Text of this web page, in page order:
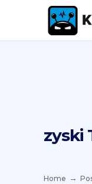
zyski
Home